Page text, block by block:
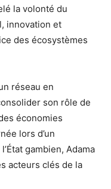
la volonté du
innovation et
des écosystèmes
réseau en
son rôle de
économies
lors d’un
gambien, Adama
acteurs clés de la